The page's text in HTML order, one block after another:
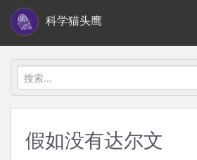
i
科学猫头鹰
搜
索：
假如没有达尔文